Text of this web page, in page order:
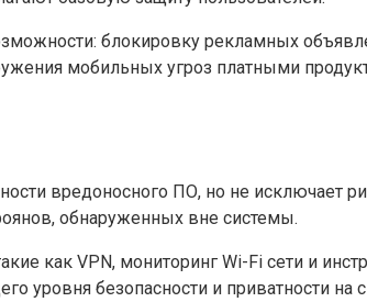
блокировку рекламных
мобильных угроз платными
вредоносного ПО, но не исключает
обнаруженных вне системы.
как VPN, мониторинг Wi-Fi сети и
безопасности и приватности на